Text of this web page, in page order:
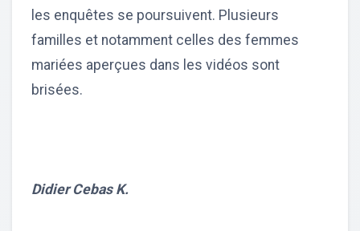
les enquêtes se poursuivent. Plusieurs
familles et notamment celles des femmes
mariées aperçues dans les vidéos sont
brisées.
Didier Cebas K.